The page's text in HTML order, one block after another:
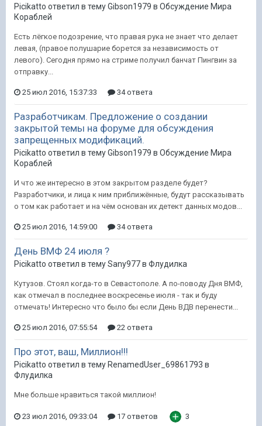
Picikatto ответил в тему Gibson1979 в Обсуждение Мира
Кораблей
Есть лёгкое подозрение, что правая рука не знает что делает
левая, (правое полушарие борется за независимость от
левого). Сегодня прямо на стриме получил банчат Пингвин за
отправку...
25 июл 2016, 15:37:33 34 ответа
Разработчикам. Предложение о создании
закрытой темы на форуме для обсуждения
запрещенных модификаций.
Picikatto ответил в тему Gibson1979 в Обсуждение Мира
Кораблей
И что же интересно в этом закрытом разделе будет?
Разработчики, и лица к ним приближённые, будут рассказывать
о том как работает и на чём основан их детект данных модов...
25 июл 2016, 14:59:00 34 ответа
День ВМФ 24 июля ?
Picikatto ответил в тему Sany977 в Флудилка
Кутузов. Стоял когда-то в Севастополе. А по-поводу Дня ВМФ,
как отмечал в последнее воскресенье июля - так и буду
отмечать! Интересно что было бы если День ВДВ перенести...
25 июл 2016, 07:55:54 22 ответа
Про этот, ваш, Миллион!!!
Picikatto ответил в тему RenamedUser_69861793 в
Флудилка
Мне больше нравиться такой миллион!
23 июл 2016, 09:33:04 17 ответов 3